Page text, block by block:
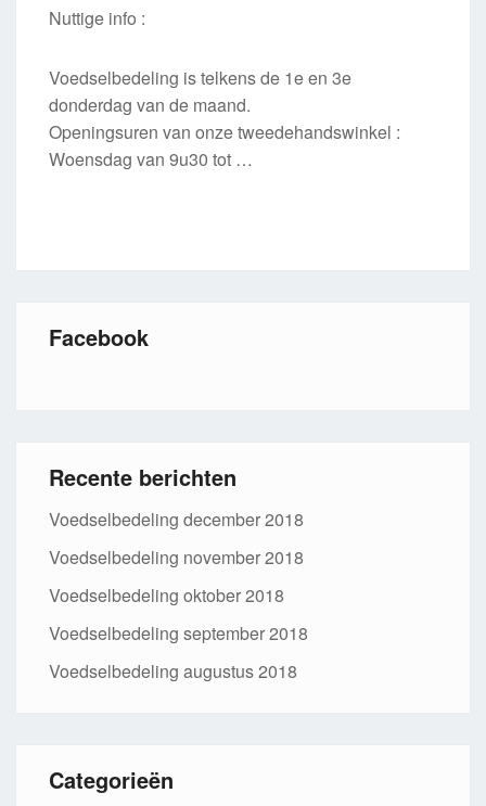
Nuttige info :
Voedselbedeling is telkens de 1e en 3e
donderdag van de maand.
Openingsuren van onze tweedehandswinkel :
Woensdag van 9u30 tot …
Facebook
Recente berichten
Voedselbedeling december 2018
Voedselbedeling november 2018
Voedselbedeling oktober 2018
Voedselbedeling september 2018
Voedselbedeling augustus 2018
Categorieën